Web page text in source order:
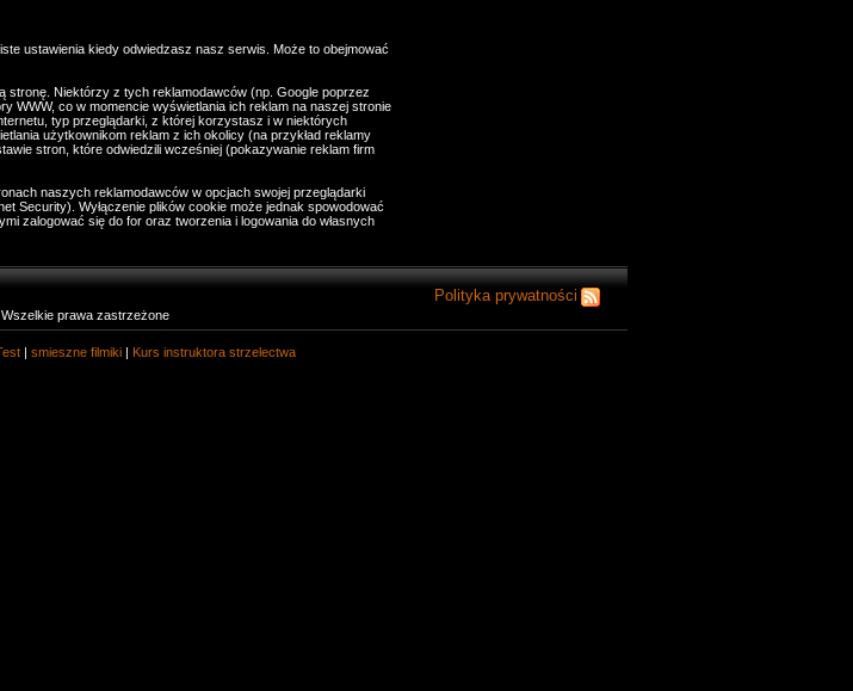
ustawienia kiedy odwiedzasz nasz serwis. Może to obejmować
Niektórzy z tych reklamodawców (np. Google poprzez
WWW, co w momencie wyświetlania ich reklam na naszej stronie
typ przeglądarki, z której korzystasz i w niektórych
użytkownikom reklam z ich okolicy (na przykład reklamy
stron, które odwiedzili wcześniej (pokazywanie reklam firm
naszych reklamodawców w opcjach swojej przeglądarki
Security). Wyłączenie plików cookie może jednak spowodować
zalogować się do for oraz tworzenia i logowania do własnych
Polityka prywatności
prawa zastrzeżone
| smieszne filmiki | Kurs instruktora strzelectwa